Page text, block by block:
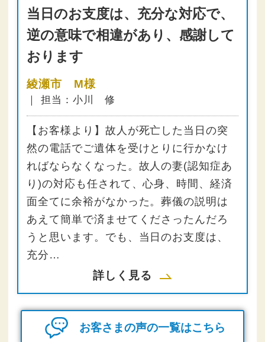
当日のお支度は、充分な対応で、
逆の意味で相違があり、感謝して
おります
綾瀬市 M様
｜ 担当：小川 修
【お客様より】故人が死亡した当日の突
然の電話でご遺体を受けとりに行かなけ
ればならなくなった。故人の妻(認知症あ
り)の対応も任されて、心身、時間、経済
面全てに余裕がなかった。葬儀の説明は
あえて簡単で済ませてくださったんだろ
うと思います。でも、当日のお支度は、
充分…
詳しく見る
お客さまの声の一覧はこちら